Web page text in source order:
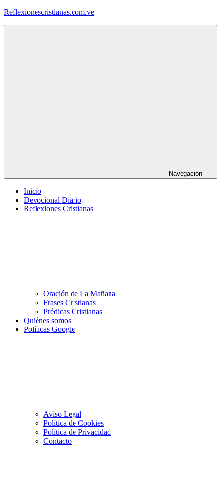
Saltar
Reflexionescristianas.com.ve
Navegación
Inicio
Devocional Diario
Reflexiones Cristianas
Oración de La Mañana
Frases Cristianas
Prédicas Cristianas
Quiénes somos
Políticas Google
Aviso Legal
Política de Cookies
Política de Privacidad
Contacto